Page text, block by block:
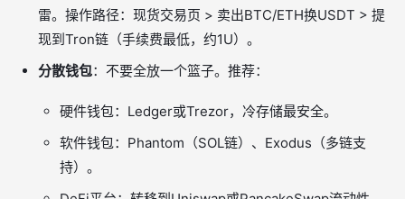
雷。操作路径：现货交易页 > 卖出BTC/ETH换USDT > 提
现到Tron链（手续费最低，约1U）。
分散钱包：不要全放一个篮子。推荐：
硬件钱包：Ledger或Trezor，冷存储最安全。
软件钱包：Phantom（SOL链）、Exodus（多链支
持）。